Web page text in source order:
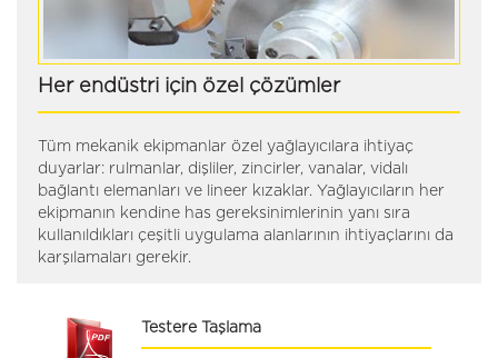
Her endüstri için özel çözümler
Tüm mekanik ekipmanlar özel yağlayıcılara ihtiyaç
duyarlar: rulmanlar, dişliler, zincirler, vanalar, vidalı
bağlantı elemanları ve lineer kızaklar. Yağlayıcıların her
ekipmanın kendine has gereksinimlerinin yanı sıra
kullanıldıkları çeşitli uygulama alanlarının ihtiyaçlarını da
karşılamaları gerekir.
Testere Taşlama